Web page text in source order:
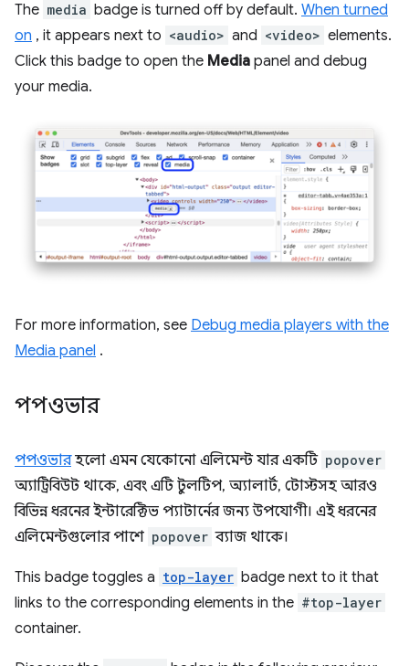
The media badge is turned off by default. When turned
on , it appears next to <audio> and <video> elements.
Click this badge to open the Media panel and debug
your media.
For more information, see Debug media players with the
Media panel .
পপওভার
পপওভারহলো এমন যেকোনো এলিমেন্ট যার একটি popover
অ্যাট্রিবিউট থাকে, এবং এটি টুলটিপ, অ্যালার্ট, টোস্টসহ আরও
বিভিন্ন ধরনের ইন্টারেক্টিভ প্যাটার্নের জন্য উপযোগী। এই ধরনের
এলিমেন্টগুলোর পাশে popover ব্যাজ থাকে।
This badge toggles a top-layer badge next to it that
links to the corresponding elements in the #top-layer
container.